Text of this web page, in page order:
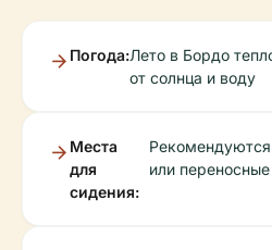
Погода:Лето в Бордо
от солнца и воду
Места
для
сидения:
или